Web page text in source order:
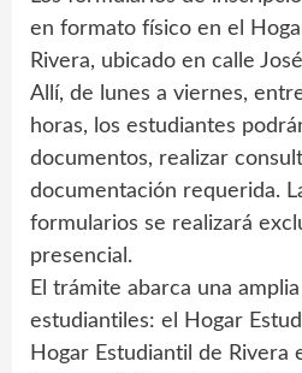
en formato físico en el
Rivera, ubicado en calle
Allí, de lunes a viernes,
horas, los estudiantes
documentos, realizar
documentación requerida.
formularios se realizará
presencial.
El trámite abarca una
estudiantiles: el Hogar
Hogar Estudiantil de Rivera